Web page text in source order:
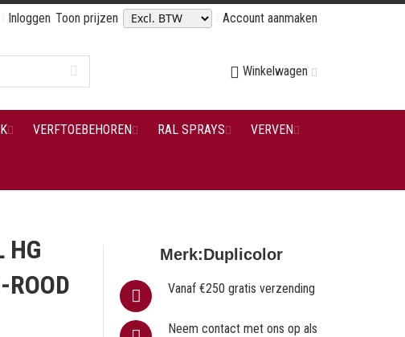
Inloggen Toon prijzen Account aanmaken
Winkelwagen
VERFTOEBEHOREN RAL SPRAYS VERVEN
HG
Merk:Duplicolor
Vanaf €250 gratis verzending
Neem contact met ons op als